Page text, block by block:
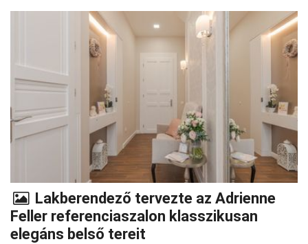
Lakberendező tervezte az Adrienne
Feller referenciaszalon klasszikusan
elegáns belső tereit